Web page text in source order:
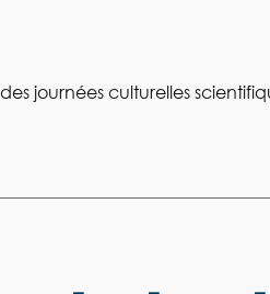
journées culturelles